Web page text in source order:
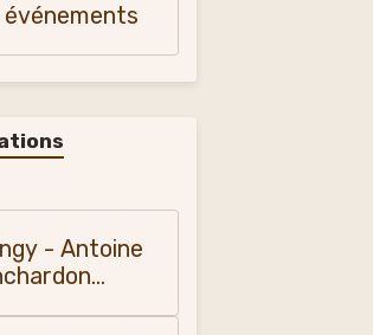
événements
- Antoine